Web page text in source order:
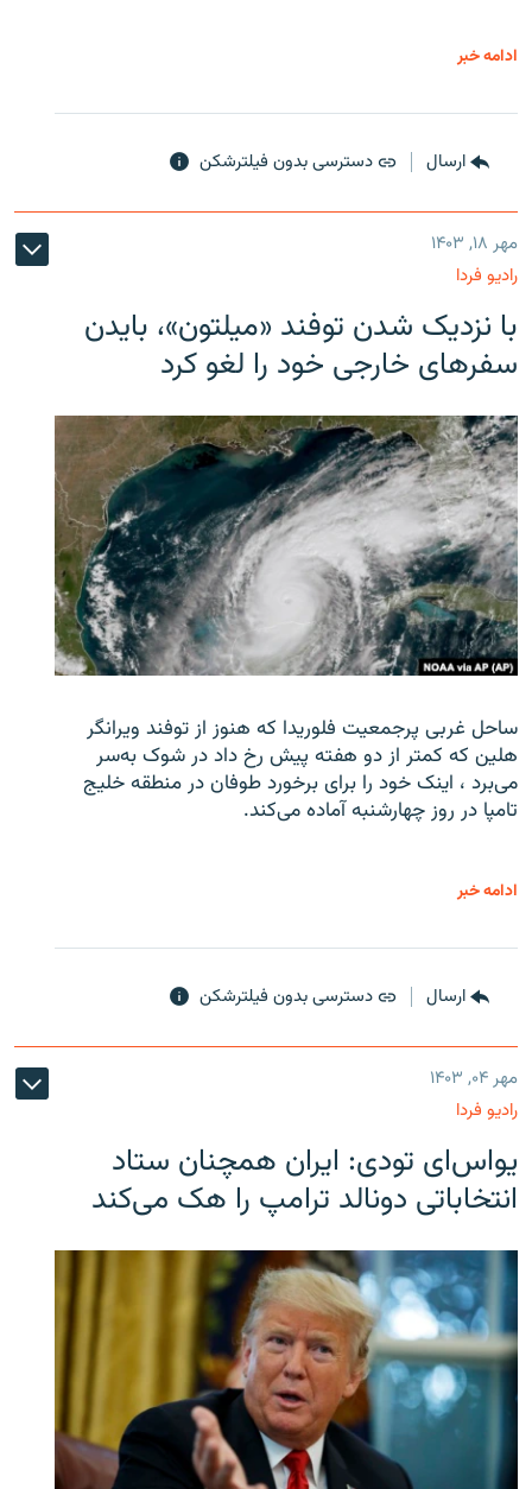
ادامه خبر
ارسال دسترسی بدون فیلترشکن
مهر ۱۸, ۱۴۰۳
رادیو فردا
با نزدیک شدن توفند «میلتون»، بایدن
سفرهای خارجی خود را لغو کرد
ساحل غربی پرجمعیت فلوریدا که هنوز از توفند ویرانگر
هلین که کمتر از دو هفته پیش رخ داد در شوک به‌سر
می‌برد ، اینک خود را برای برخورد طوفان در منطقه خلیج
تامپا در روز چهارشنبه آماده می‌کند.
ادامه خبر
ارسال دسترسی بدون فیلترشکن
مهر ۰۴, ۱۴۰۳
رادیو فردا
یو‌اس‌ای تودی: ایران همچنان ستاد
انتخاباتی دونالد ترامپ را هک می‌کند